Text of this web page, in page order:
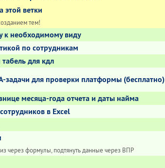
этой ветки
тем!
к необходимому виду
по сотрудникам
для кдл
задачи для проверки платформы (бесплатно)
месяца-года отчета и даты найма
в Excel
через формулы, подтянуть данные через ВПР